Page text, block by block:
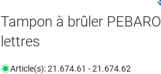
Tampon à brûler PEBARO
lettres
Article(s): 21.674.61 - 21.674.62